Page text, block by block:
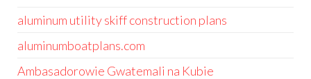
aluminum utility skiff construction plans
aluminumboatplans.com
Ambasadorowie Gwatemali na Kubie